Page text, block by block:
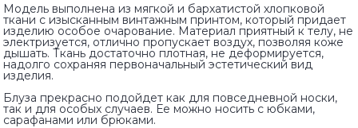
Модель выполнена из мягкой и бархатистой хлопковой
ткани с изысканным винтажным принтом, который придает
изделию особое очарование. Материал приятный к телу, не
электризуется, отлично пропускает воздух, позволяя коже
дышать. Ткань достаточно плотная, не деформируется,
надолго сохраняя первоначальный эстетический вид
изделия.
Блуза прекрасно подойдет как для повседневной носки,
так и для особых случаев. Ее можно носить с юбками,
сарафанами или брюками.